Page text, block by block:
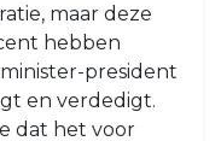
maar deze
hebben
president
en verdedigt.
dat het voor